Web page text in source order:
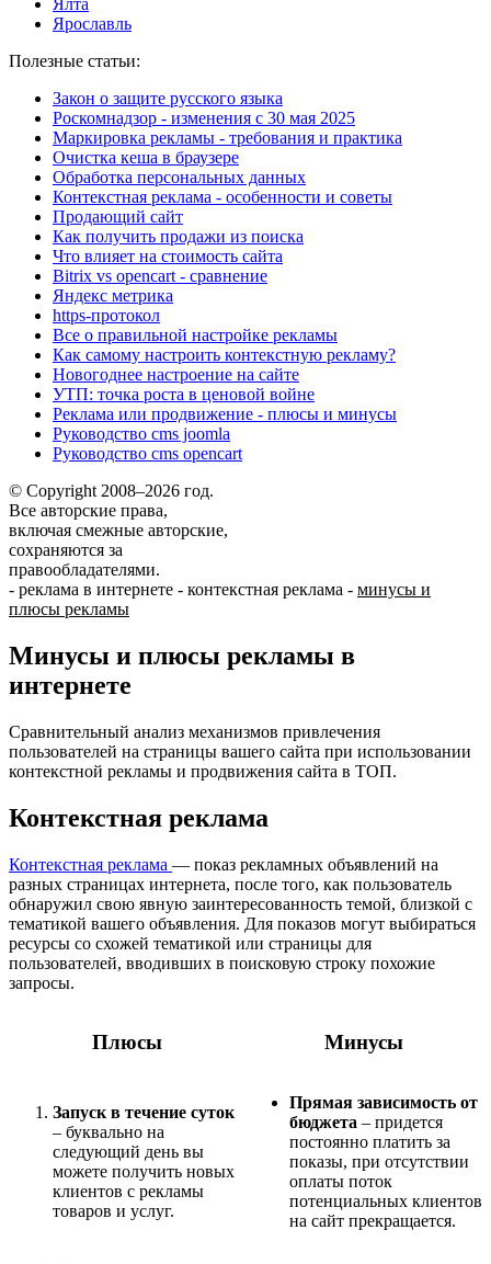
Ялта
Ярославль
Полезные статьи:
Закон о защите русского языка
Роскомнадзор - изменения с 30 мая 2025
Маркировка рекламы - требования и практика
Очистка кеша в браузере
Обработка персональных данных
Контекстная реклама - особенности и советы
Продающий сайт
Как получить продажи из поиска
Что влияет на стоимость сайта
Bitrix vs opencart - сравнение
Яндекс метрика
https-протокол
Все о правильной настройке рекламы
Как самому настроить контекстную рекламу?
Новогоднее настроение на сайте
УТП: точка роста в ценовой войне
Реклама или продвижение - плюсы и минусы
Руководство cms joomla
Руководство cms opencart
© Copyright 2008–2026 год.
Все авторские права,
включая смежные авторские,
сохраняются за
правообладателями.
- реклама в интернете - контекстная реклама - минусы и
плюсы рекламы
Минусы и плюсы рекламы в
интернете
Сравнительный анализ механизмов привлечения
пользователей на страницы вашего сайта при использовании
контекстной рекламы и продвижения сайта в ТОП.
Контекстная реклама
Контекстная реклама — показ рекламных объявлений на
разных страницах интернета, после того, как пользователь
обнаружил свою явную заинтересованность темой, близкой с
тематикой вашего объявления. Для показов могут выбираться
ресурсы со схожей тематикой или страницы для
пользователей, вводивших в поисковую строку похожие
запросы.
Плюсы Минусы
Запуск в течение суток
– буквально на
следующий день вы
можете получить новых
клиентов с рекламы
товаров и услуг.
Прямая зависимость от
бюджета – придется
постоянно платить за
показы, при отсутствии
оплаты поток
потенциальных клиентов
на сайт прекращается.